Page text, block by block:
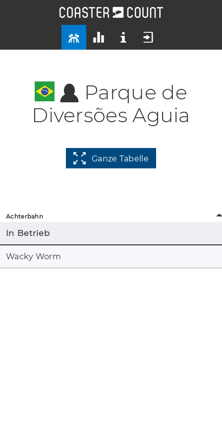
Parque de
Diversões Aguia
Ganze Tabelle
Achterbahn
In Betrieb
Wacky Worm